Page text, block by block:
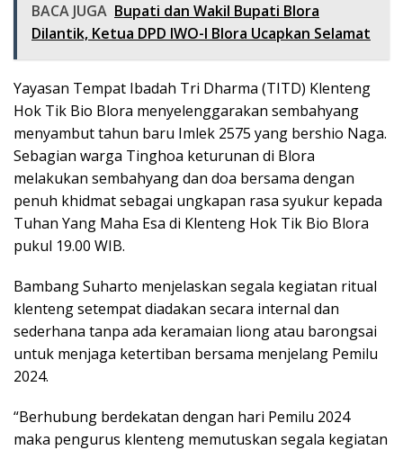
BACA JUGA Bupati dan Wakil Bupati Blora
Dilantik, Ketua DPD IWO-I Blora Ucapkan Selamat
Yayasan Tempat Ibadah Tri Dharma (TITD) Klenteng
Hok Tik Bio Blora menyelenggarakan sembahyang
menyambut tahun baru Imlek 2575 yang bershio Naga.
Sebagian warga Tinghoa keturunan di Blora
melakukan sembahyang dan doa bersama dengan
penuh khidmat sebagai ungkapan rasa syukur kepada
Tuhan Yang Maha Esa di Klenteng Hok Tik Bio Blora
pukul 19.00 WIB.
Bambang Suharto menjelaskan segala kegiatan ritual
klenteng setempat diadakan secara internal dan
sederhana tanpa ada keramaian liong atau barongsai
untuk menjaga ketertiban bersama menjelang Pemilu
2024.
“Berhubung berdekatan dengan hari Pemilu 2024
maka pengurus klenteng memutuskan segala kegiatan